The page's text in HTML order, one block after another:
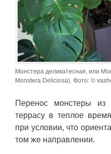
Монстера деликатесная, или
Monstera Deliciosa). Фото: ©
Перенос монстеры
террасу в теплое
при условии, что
том же направлении.